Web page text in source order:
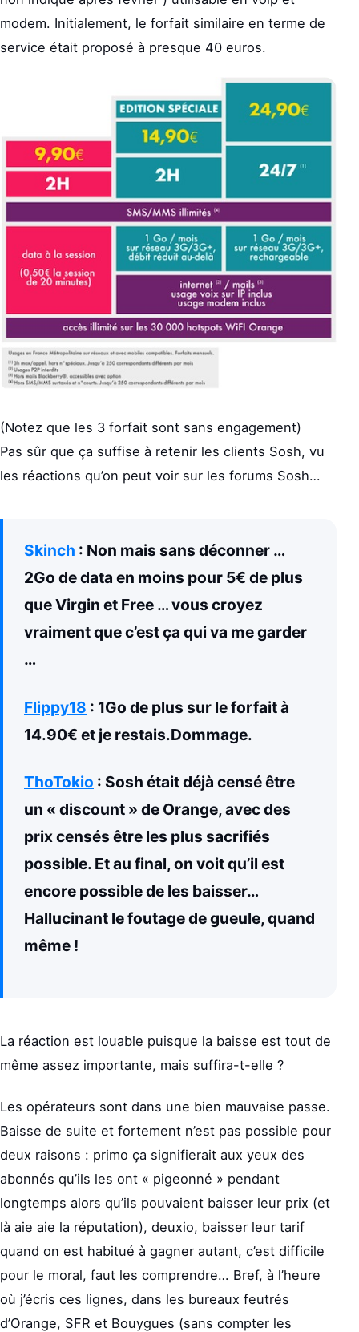
modem. Initialement, le forfait similaire en terme de
service était proposé à presque 40 euros.
(Notez que les 3 forfait sont sans engagement)
Pas sûr que ça suffise à retenir les clients Sosh, vu
les réactions qu’on peut voir sur les forums Sosh…
Skinch : Non mais sans déconner …
2Go de data en moins pour 5€ de plus
que Virgin et Free … vous croyez
vraiment que c’est ça qui va me garder
…
Flippy18 : 1Go de plus sur le forfait à
14.90€ et je restais.Dommage.
ThoTokio : Sosh était déjà censé être
un « discount » de Orange, avec des
prix censés être les plus sacrifiés
possible. Et au final, on voit qu’il est
encore possible de les baisser…
Hallucinant le foutage de gueule, quand
même !
La réaction est louable puisque la baisse est tout de
même assez importante, mais suffira-t-elle ?
Les opérateurs sont dans une bien mauvaise passe.
Baisse de suite et fortement n’est pas possible pour
deux raisons : primo ça signifierait aux yeux des
abonnés qu’ils les ont « pigeonné » pendant
longtemps alors qu’ils pouvaient baisser leur prix (et
là aie aie la réputation), deuxio, baisser leur tarif
quand on est habitué à gagner autant, c’est difficile
pour le moral, faut les comprendre… Bref, à l’heure
où j’écris ces lignes, dans les bureaux feutrés
d’Orange, SFR et Bouygues (sans compter les